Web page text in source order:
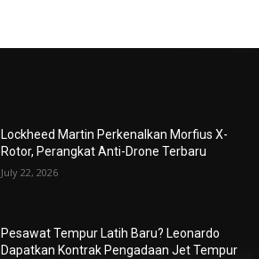
Lockheed Martin Perkenalkan Morfius X-
Rotor, Perangkat Anti-Drone Terbaru
July 22, 2026
Pesawat Tempur Latih Baru? Leonardo
Dapatkan Kontrak Pengadaan Jet Tempur